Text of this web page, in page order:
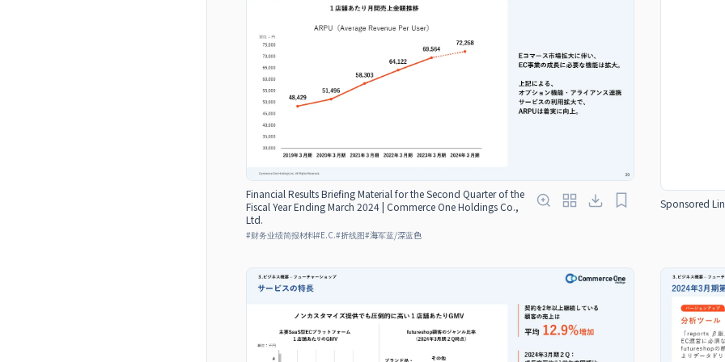
Financial Results Briefing Material for the Second Quarter of the
Fiscal Year Ending March 2024 | Commerce One Holdings Co.,
Ltd.
#财务业绩简报材料#E.C.#折线图#海军蓝/深蓝色
Sponsored